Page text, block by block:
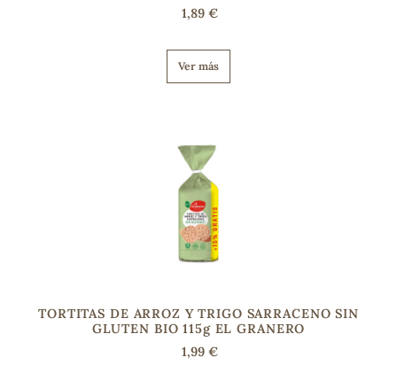
1,89 €
Ver más
TORTITAS DE ARROZ Y TRIGO SARRACENO SIN
GLUTEN BIO 115g EL GRANERO
1,99 €